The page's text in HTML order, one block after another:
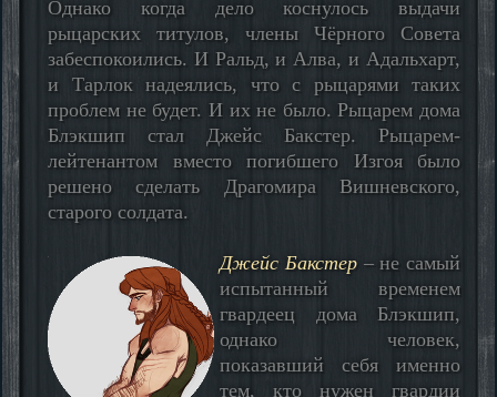
Однако когда дело коснулось выдачи
рыцарских титулов, члены Чёрного Совета
забеспокоились. И Ральд, и Алва, и Адальхарт,
и Тарлок надеялись, что с рыцарями таких
проблем не будет. И их не было. Рыцарем дома
Блэкшип стал Джейс Бакстер. Рыцарем-
лейтенантом вместо погибшего Изгоя было
решено сделать Драгомира Вишневского,
старого солдата.
Джейс Бакстер– не самый
испытанный временем
гвардеец дома Блэкшип,
однако человек,
показавший себя именно
тем, кто нужен гвардии